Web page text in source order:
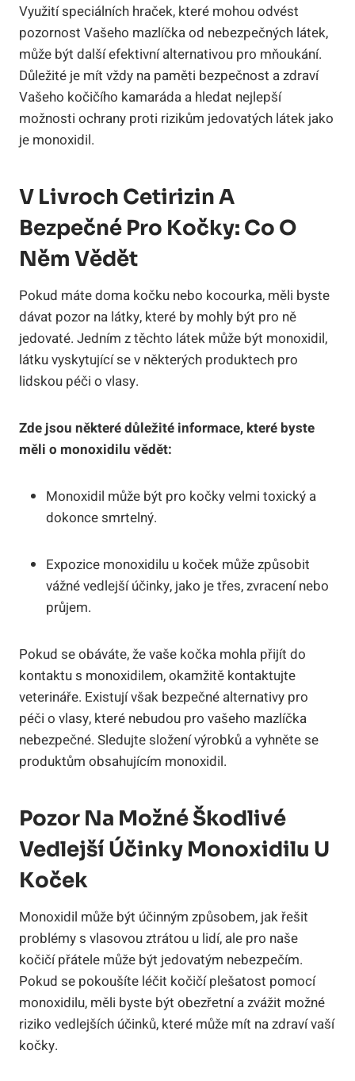
Využití speciálních hraček, které mohou odvést
pozornost Vašeho mazlíčka od nebezpečných látek,
může být další efektivní alternativou pro mňoukání.
Důležité je mít vždy na paměti bezpečnost a zdraví
Vašeho kočičího kamaráda a hledat nejlepší
možnosti ochrany proti rizikům jedovatých látek jako
je monoxidil.
V Livroch Cetirizin A
Bezpečné Pro Kočky: Co O
Něm Vědět
Pokud máte doma kočku nebo kocourka, měli byste
dávat pozor na látky, které by mohly být pro ně
jedovaté. Jedním z těchto látek může být monoxidil,
látku vyskytující se v některých produktech pro
lidskou péči o vlasy.
Zde jsou některé důležité informace, které byste
měli o monoxidilu vědět:
Monoxidil může být pro kočky velmi toxický a
dokonce smrtelný.
Expozice monoxidilu u koček může způsobit
vážné vedlejší účinky, jako je třes, zvracení nebo
průjem.
Pokud se obáváte, že vaše kočka mohla přijít do
kontaktu s monoxidilem, okamžitě kontaktujte
veterináře. Existují však bezpečné alternativy pro
péči o vlasy, které nebudou pro vašeho mazlíčka
nebezpečné. Sledujte složení výrobků a vyhněte se
produktům obsahujícím monoxidil.
Pozor Na Možné Škodlivé
Vedlejší Účinky Monoxidilu U
Koček
Monoxidil může být účinným způsobem, jak řešit
problémy s vlasovou ztrátou u lidí, ale pro naše
kočičí přátele může být jedovatým nebezpečím.
Pokud se pokoušíte léčit kočičí plešatost pomocí
monoxidilu, měli byste být obezřetní a zvážit možné
riziko vedlejších účinků, které může mít na zdraví vaší
kočky.